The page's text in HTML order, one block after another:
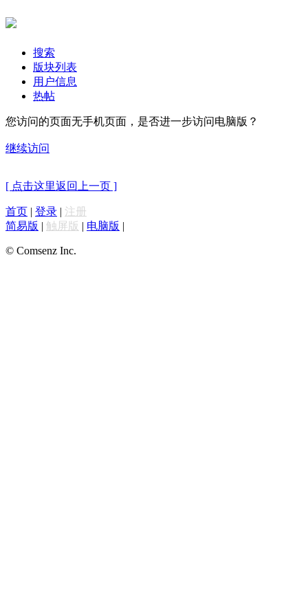
搜索
版块列表
用户信息
热帖
您访问的页面无手机页面，是否进一步访问电脑版？
继续访问
[ 点击这里返回上一页 ]
首页 | 登录 | 注册
简易版 | 触屏版 | 电脑版 |
© Comsenz Inc.